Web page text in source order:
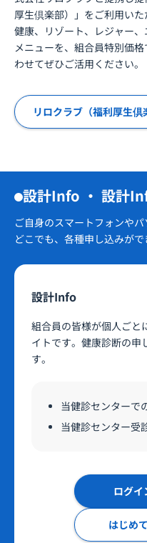
厚生倶楽部）」をご利用いた
健康、リゾート、レジャー
メニューを、組合員特別価
わせてぜひご活用ください。
リロクラブ（福利厚生倶
設計Info ・ 設計
ご自身のスマートフォンや
どこでも、各種申し込みがで
設計Info
組合員の皆様が個人ごと
イトです。健康診断の申
す。
当健診センターで
当健診センター受
ログイ
はじめ